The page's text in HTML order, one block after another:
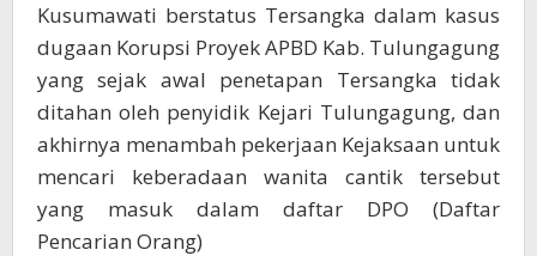
Kusumawati berstatus Tersangka dalam kasus
dugaan Korupsi Proyek APBD Kab. Tulungagung
yang sejak awal penetapan Tersangka tidak
ditahan oleh penyidik Kejari Tulungagung, dan
akhirnya menambah pekerjaan Kejaksaan untuk
mencari keberadaan wanita cantik tersebut
yang masuk dalam daftar DPO (Daftar
Pencarian Orang)